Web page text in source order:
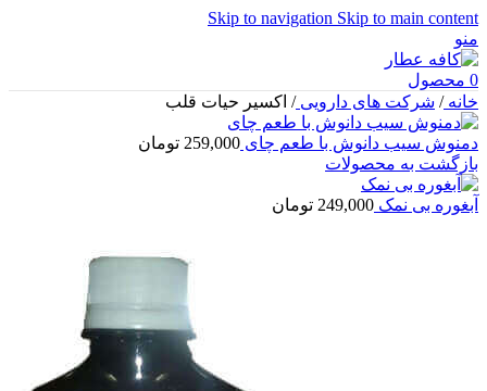
Skip to navigation Skip to main content
منو
0 محصول
خانه/ شرکت های دارویی/ اکسیر حیات قلب
دمنوش سیب دانوش با طعم چای 259,000 تومان
بازگشت به محصولات
آبغوره بی نمک 249,000 تومان